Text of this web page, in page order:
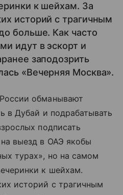
к шейхам. За
историй с трагичным
больше. Как часто
идут в эскорт и
заподозрить
«Вечерняя Москва».
обманывают
в Дубай и подрабатывать
подписать
на выезд в ОАЭ якобы
турах», но на самом
к шейхам.
историй с трагичным